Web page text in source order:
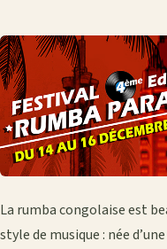
La rumba congolaise est
style de musique : née